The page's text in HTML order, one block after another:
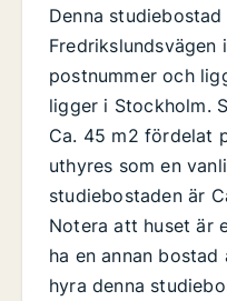
Denna
postnummer och
ligger i Stockholm.
Ca. 45 m2 fördelat
uthyres som en
studiebostaden är
Notera att huset är
ha en annan
hyra denna